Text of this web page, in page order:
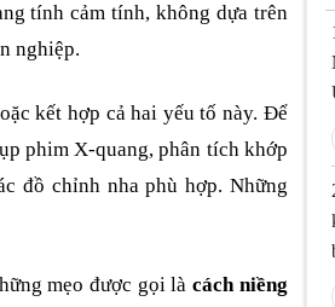
tính cảm tính, không dựa trên
nghiệp.
kết hợp cả hai yếu tố này. Để
phim X-quang, phân tích khớp
đồ chỉnh nha phù hợp. Những
mẹo được gọi làcách niềng